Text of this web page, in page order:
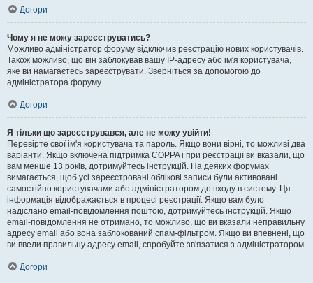
Догори
Чому я не можу зареєструватись?
Можливо адміністратор форуму відключив реєстрацію нових користувачів.
Також можливо, що він заблокував вашу IP-адресу або ім'я користувача,
яке ви намагаєтесь зареєструвати. Зверніться за допомогою до
адміністратора форуму.
Догори
Я тільки що зареєструвався, але не можу увійти!
Перевірте свої ім'я користувача та пароль. Якщо вони вірні, то можливі два
варіанти. Якщо включена підтримка COPPA і при реєстрації ви вказали, що
вам менше 13 років, дотримуйтесь інструкцій. На деяких форумах
вимагається, щоб усі зареєстровані облікові записи були активовані
самостійно користувачами або адміністратором до входу в систему. Ця
інформація відображається в процесі реєстрації. Якщо вам було
надіслано email-повідомлення поштою, дотримуйтесь інструкцій. Якщо
email-повідомлення не отримано, то можливо, що ви вказали неправильну
адресу email або вона заблокований спам-фільтром. Якщо ви впевнені, що
ви ввели правильну адресу email, спробуйте зв'язатися з адміністратором.
Догори